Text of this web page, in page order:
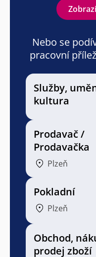
Nebo se
pracovní
Služby,
kultura
Prodavač /
Prodavačka
Plzeň
Pokladní
Plzeň
Obchod,
prodej zboží